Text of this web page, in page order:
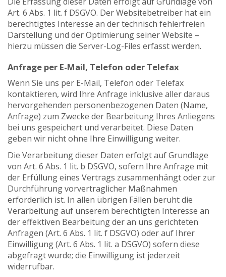
Art. 6 Abs. 1 lit. f DSGVO. Der Websitebetreiber hat ein
berechtigtes Interesse an der technisch fehlerfreien
Darstellung und der Optimierung seiner Website –
hierzu müssen die Server-Log-Files erfasst werden.
Anfrage per E-Mail, Telefon oder Telefax
Wenn Sie uns per E-Mail, Telefon oder Telefax
kontaktieren, wird Ihre Anfrage inklusive aller daraus
hervorgehenden personenbezogenen Daten (Name,
Anfrage) zum Zwecke der Bearbeitung Ihres Anliegens
bei uns gespeichert und verarbeitet. Diese Daten
geben wir nicht ohne Ihre Einwilligung weiter.
Die Verarbeitung dieser Daten erfolgt auf Grundlage
von Art. 6 Abs. 1 lit. b DSGVO, sofern Ihre Anfrage mit
der Erfüllung eines Vertrags zusammenhängt oder zur
Durchführung vorvertraglicher Maßnahmen
erforderlich ist. In allen übrigen Fällen beruht die
Verarbeitung auf unserem berechtigten Interesse an
der effektiven Bearbeitung der an uns gerichteten
Anfragen (Art. 6 Abs. 1 lit. f DSGVO) oder auf Ihrer
Einwilligung (Art. 6 Abs. 1 lit. a DSGVO) sofern diese
abgefragt wurde; die Einwilligung ist jederzeit
widerrufbar.